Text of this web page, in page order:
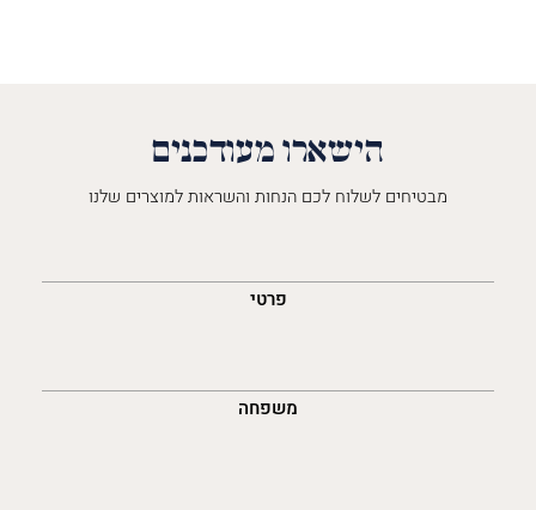
הישארו מעודכנים
מבטיחים לשלוח לכם הנחות והשראות למוצרים שלנו
פרטי
משפחה